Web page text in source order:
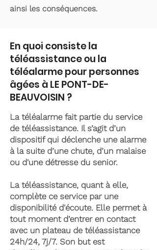
ainsi les conséquences.
En quoi consiste la
téléassistance ou la
téléalarme pour personnes
âgées à LE PONT-DE-
BEAUVOISIN ?
La téléalarme fait partie du service
de téléassistance. Il s’agit d’un
dispositif qui déclenche une alarme
à la suite d’une chute, d’un malaise
ou d'une détresse du senior.
La téléassistance, quant à elle,
complète ce service par une
disponibilité d'écoute. Elle permet à
tout moment d’entrer en contact
avec un plateau de téléassistance
24h/24, 7j/7. Son but est